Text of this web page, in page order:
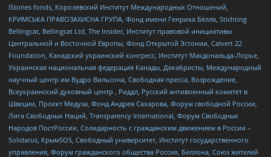
IStories fonds, Королевский Институт Международных Отношений,
КРИМСЬКА ПРАВОЗАХИСНА ГРУПА, Фонд имени Генриха Бёлля, Stichting
Bellingcat, Bellingcat Ltd, The Insider, Институт правовой инициативы
Центральной и Восточной Европы, Фонд Открытой Эстонии, Calvert 22
Foundation, Канадский украинский конгресс, Институт Макдональда-Лорье,
Украинская национальная федерация Канады, Декабристы, Международный
научный центр им Вудро Вильсона, Свободная пресса, Возрождение,
Всеукраинский духовный центр , Риддл, Русский антивоенный комитет в
Швеции, Проект Медуза, Фонд Андрея Сахарова, Форум свободной России,
Лига Свободных Наций, Transparеncy International, Форум Свободных
Народов ПостРоссии, Солидарность с гражданским движением в России –
Solidarus, КрымSOS, Свободный университет, Институт государственного
управления, Форум гражданского общества Россия, Беллона, Союз жителей